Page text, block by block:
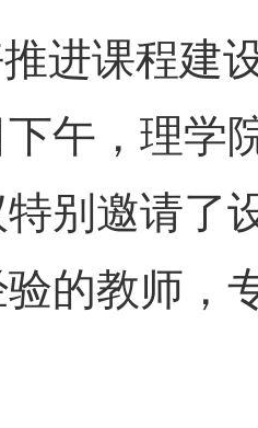
进课程建
下午，理学
别邀请了
的教师，